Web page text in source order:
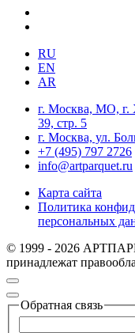
RU
EN
AR
г. Москва, МО, г.
39, стр. 5
г. Москва, ул.
+7 (495) 797 2726
info@artparquet.ru
Карта сайта
Политика
персональных
© 1999 - 2026
принадлежат
Обратная связь